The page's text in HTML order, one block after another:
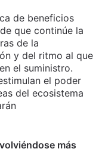
de beneficios
que continúe la
de la
y del ritmo al que
el suministro.
el poder
del ecosistema
más